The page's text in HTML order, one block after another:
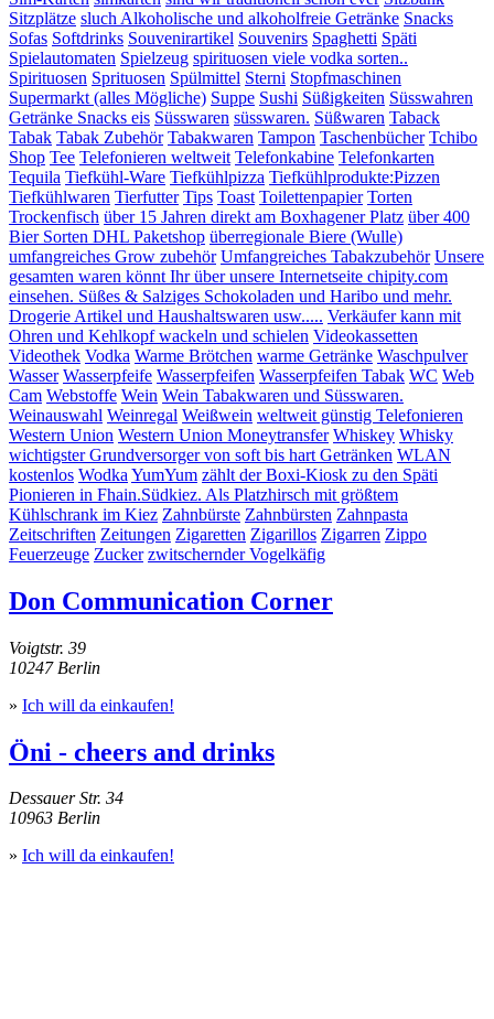
Sitzplätze sluch Alkoholische und alkoholfreie Getränke Snacks
Sofas Softdrinks Souvenirartikel Souvenirs Spaghetti Späti
Spielautomaten Spielzeug spirituosen viele vodka sorten..
Spirituosen Sprituosen Spülmittel Sterni Stopfmaschinen
Supermarkt (alles Mögliche) Suppe Sushi Süßigkeiten Süsswahren
Getränke Snacks eis Süsswaren süsswaren. Süßwaren Taback
Tabak Tabak Zubehör Tabakwaren Tampon Taschenbücher Tchibo
Shop Tee Telefonieren weltweit Telefonkabine Telefonkarten
Tequila Tiefkühl-Ware Tiefkühlpizza Tiefkühlprodukte:Pizzen
Tiefkühlwaren Tierfutter Tips Toast Toilettenpapier Torten
Trockenfisch über 15 Jahren direkt am Boxhagener Platz über 400
Bier Sorten DHL Paketshop überregionale Biere (Wulle)
umfangreiches Grow zubehör Umfangreiches Tabakzubehör Unsere
gesamten waren könnt Ihr über unsere Internetseite chipity.com
einsehen. Süßes & Salziges Schokoladen und Haribo und mehr.
Drogerie Artikel und Haushaltswaren usw..... Verkäufer kann mit
Ohren und Kehlkopf wackeln und schielen Videokassetten
Videothek Vodka Warme Brötchen warme Getränke Waschpulver
Wasser Wasserpfeife Wasserpfeifen Wasserpfeifen Tabak WC Web
Cam Webstoffe Wein Wein Tabakwaren und Süsswaren.
Weinauswahl Weinregal Weißwein weltweit günstig Telefonieren
Western Union Western Union Moneytransfer Whiskey Whisky
wichtigster Grundversorger von soft bis hart Getränken WLAN
kostenlos Wodka YumYum zählt der Boxi-Kiosk zu den Späti
Pionieren in Fhain.Südkiez. Als Platzhirsch mit größtem
Kühlschrank im Kiez Zahnbürste Zahnbürsten Zahnpasta
Zeitschriften Zeitungen Zigaretten Zigarillos Zigarren Zippo
Feuerzeuge Zucker zwitschernder Vogelkäfig
Don Communication Corner
Voigtstr. 39
10247 Berlin
» Ich will da einkaufen!
Öni - cheers and drinks
Dessauer Str. 34
10963 Berlin
» Ich will da einkaufen!